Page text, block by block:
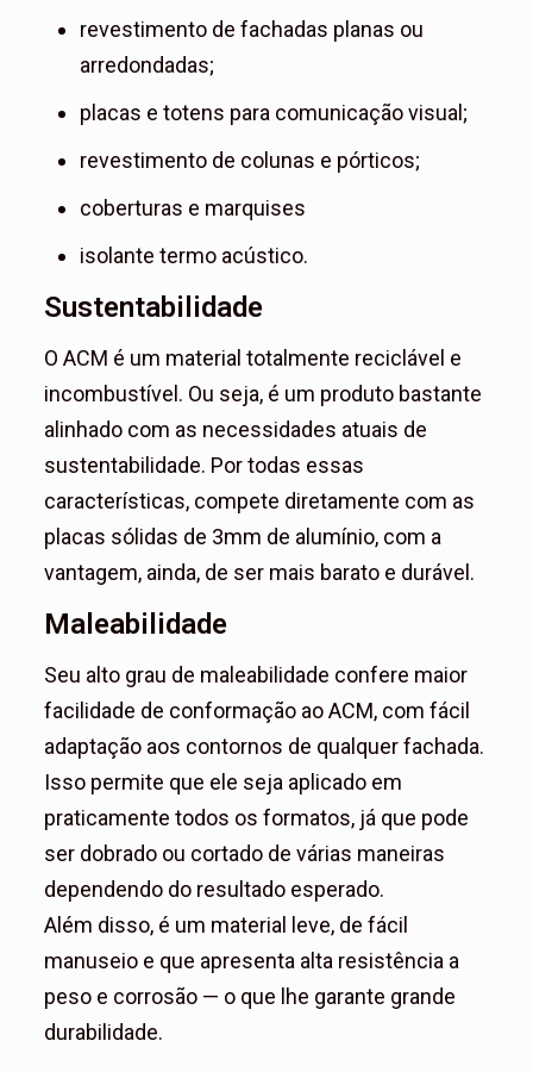
revestimento de fachadas planas ou
arredondadas;
placas e totens para comunicação visual;
revestimento de colunas e pórticos;
coberturas e marquises
isolante termo acústico.
Sustentabilidade
O ACM é um material totalmente reciclável e
incombustível. Ou seja, é um produto bastante
alinhado com as necessidades atuais de
sustentabilidade. Por todas essas
características, compete diretamente com as
placas sólidas de 3mm de alumínio, com a
vantagem, ainda, de ser mais barato e durável.
Maleabilidade
Seu alto grau de maleabilidade confere maior
facilidade de conformação ao ACM, com fácil
adaptação aos contornos de qualquer fachada.
Isso permite que ele seja aplicado em
praticamente todos os formatos, já que pode
ser dobrado ou cortado de várias maneiras
dependendo do resultado esperado.
Além disso, é um material leve, de fácil
manuseio e que apresenta alta resistência a
peso e corrosão — o que lhe garante grande
durabilidade.